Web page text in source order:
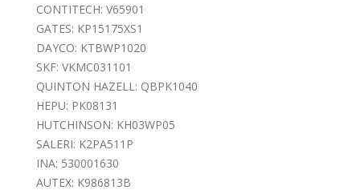
CONTITECH: V65901
GATES: KP15175XS1
DAYCO: KTBWP1020
SKF: VKMC031101
QUINTON HAZELL: QBPK1040
HEPU: PK08131
HUTCHINSON: KH03WP05
SALERI: K2PA511P
INA: 530001630
AUTEX: K986813B